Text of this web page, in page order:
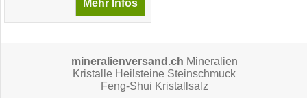
Mehr Infos
mineralienversand.ch Mineralien
Kristalle Heilsteine Steinschmuck
Feng-Shui Kristallsalz